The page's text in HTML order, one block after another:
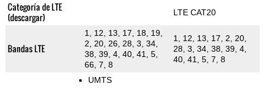
Categoría de LTE
(descargar)
LTE CAT20
Bandas LTE
1, 12, 13, 17, 18, 19,
2, 20, 26, 28, 3, 34,
38, 39, 4, 40, 41, 5,
66, 7, 8
1, 12, 13, 17, 2, 20,
28, 3, 34, 38, 39, 4,
40, 41, 5, 7, 8
UMTS